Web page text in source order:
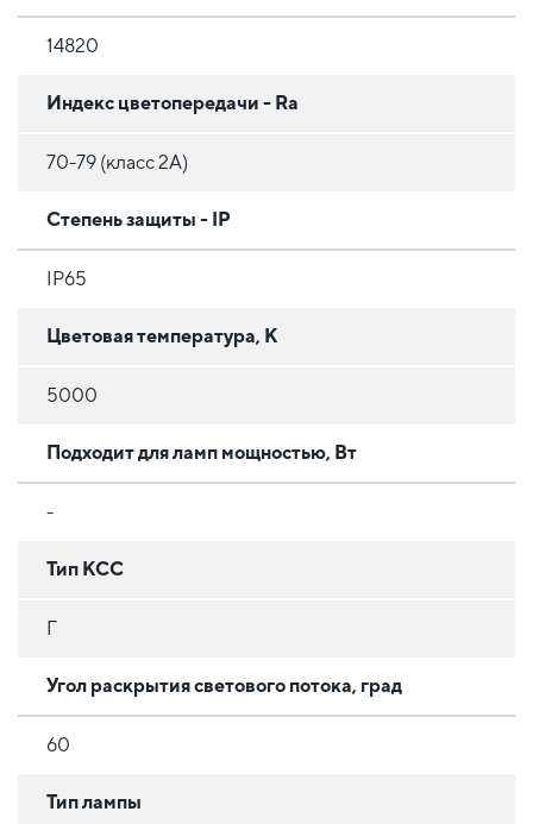
14820
Индекс цветопередачи - Ra
70-79 (класс 2A)
Степень защиты - IP
IP65
Цветовая температура, К
5000
Подходит для ламп мощностью, Вт
-
Тип КСС
Г
Угол раскрытия светового потока, град
60
Тип лампы